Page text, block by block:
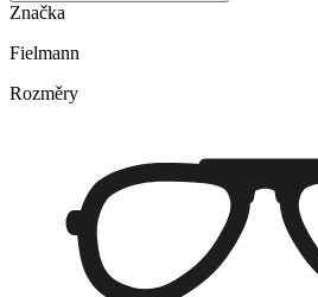
Značka
Fielmann
Rozměry